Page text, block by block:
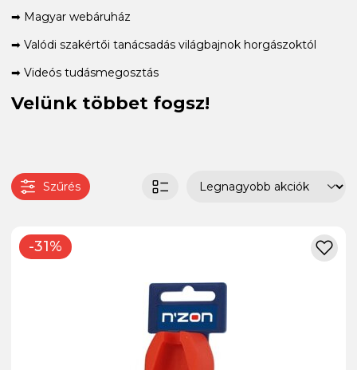
➡ Magyar webáruház
➡ Valódi szakértői tanácsadás világbajnok horgászoktól
➡ Videós tudásmegosztás
Velünk többet fogsz!
Szűrés
-31%